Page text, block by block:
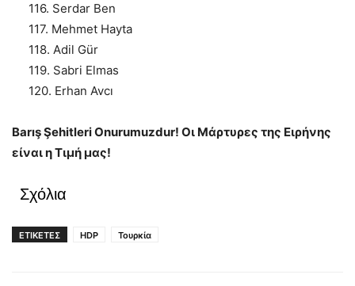
116. Serdar Ben
117. Mehmet Hayta
118. Adil Gür
119. Sabri Elmas
120. Erhan Avcı
Barış Şehitleri Onurumuzdur! Οι Μάρτυρες της Ειρήνης
είναι η Τιμή μας!
Σχόλια
ΕΤΙΚΕΤΕΣ HDP Τουρκία